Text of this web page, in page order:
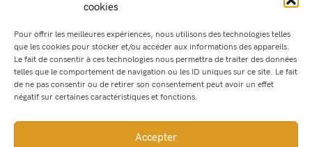
cookies
Pour offrir les meilleures expériences, nous utilisons des technologies telles
que les cookies pour stocker et/ou accéder aux informations des appareils.
Le fait de consentir à ces technologies nous permettra de traiter des données
telles que le comportement de navigation ou les ID uniques sur ce site. Le fait
de ne pas consentir ou de retirer son consentement peut avoir un effet
négatif sur certaines caractéristiques et fonctions.
Accepter